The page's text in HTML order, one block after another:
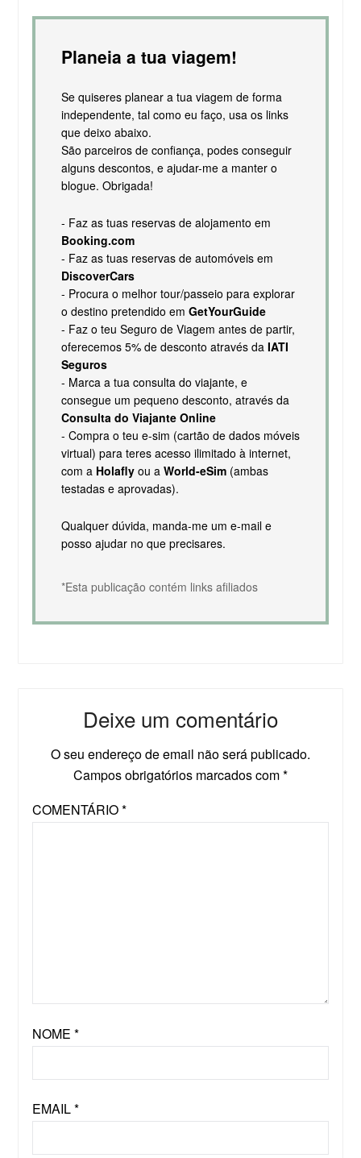
Planeia a tua viagem!
Se quiseres planear a tua viagem de forma
independente, tal como eu faço, usa os links
que deixo abaixo.
São parceiros de confiança, podes conseguir
alguns descontos, e ajudar-me a manter o
blogue. Obrigada!
- Faz as tuas reservas de alojamento em
Booking.com
- Faz as tuas reservas de automóveis em
DiscoverCars
- Procura o melhor tour/passeio para explorar
o destino pretendido em GetYourGuide
- Faz o teu Seguro de Viagem antes de partir,
oferecemos 5% de desconto através da IATI
Seguros
- Marca a tua consulta do viajante, e
consegue um pequeno desconto, através da
Consulta do Viajante Online
- Compra o teu e-sim (cartão de dados móveis
virtual) para teres acesso ilimitado à internet,
com a Holaflyou a World-eSim(ambas
testadas e aprovadas).
Qualquer dúvida, manda-me um e-mail e
posso ajudar no que precisares.
*Esta publicação contém links afiliados
Deixe um comentário
O seu endereço de email não será publicado.
Campos obrigatórios marcados com*
COMENTÁRIO*
NOME *
EMAIL*